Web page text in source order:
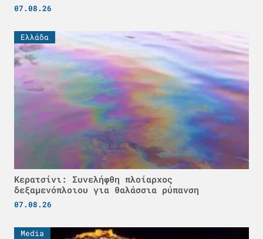
07.08.26
Ελλάδα
Κερατσίνι: Συνελήφθη πλοίαρχος
δεξαμενόπλοιου για θαλάσσια ρύπανση
07.08.26
Media